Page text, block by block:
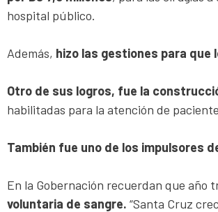
hospital público.
Además, hizo las gestiones para
Otro de sus logros, fue la
habilitadas para la atención de
También fue uno de los impulsores
En la Gobernación recuerdan que año
voluntaria de sangre. “Santa Cruz